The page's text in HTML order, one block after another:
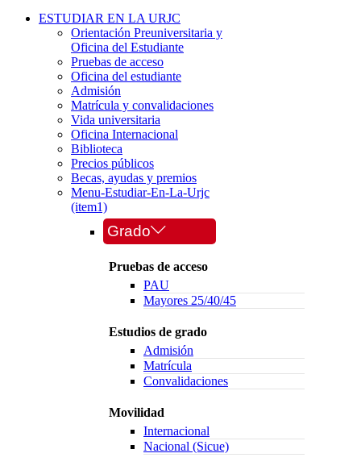
ESTUDIAR EN LA URJC
Orientación Preuniversitaria y
Oficina del Estudiante
Pruebas de acceso
Oficina del estudiante
Admisión
Matrícula y convalidaciones
Vida universitaria
Oficina Internacional
Biblioteca
Precios públicos
Becas, ayudas y premios
Menu-Estudiar-En-La-Urjc
(item1)
Grado
Pruebas de acceso
PAU
Mayores 25/40/45
Estudios de grado
Admisión
Matrícula
Convalidaciones
Movilidad
Internacional
Nacional (Sicue)